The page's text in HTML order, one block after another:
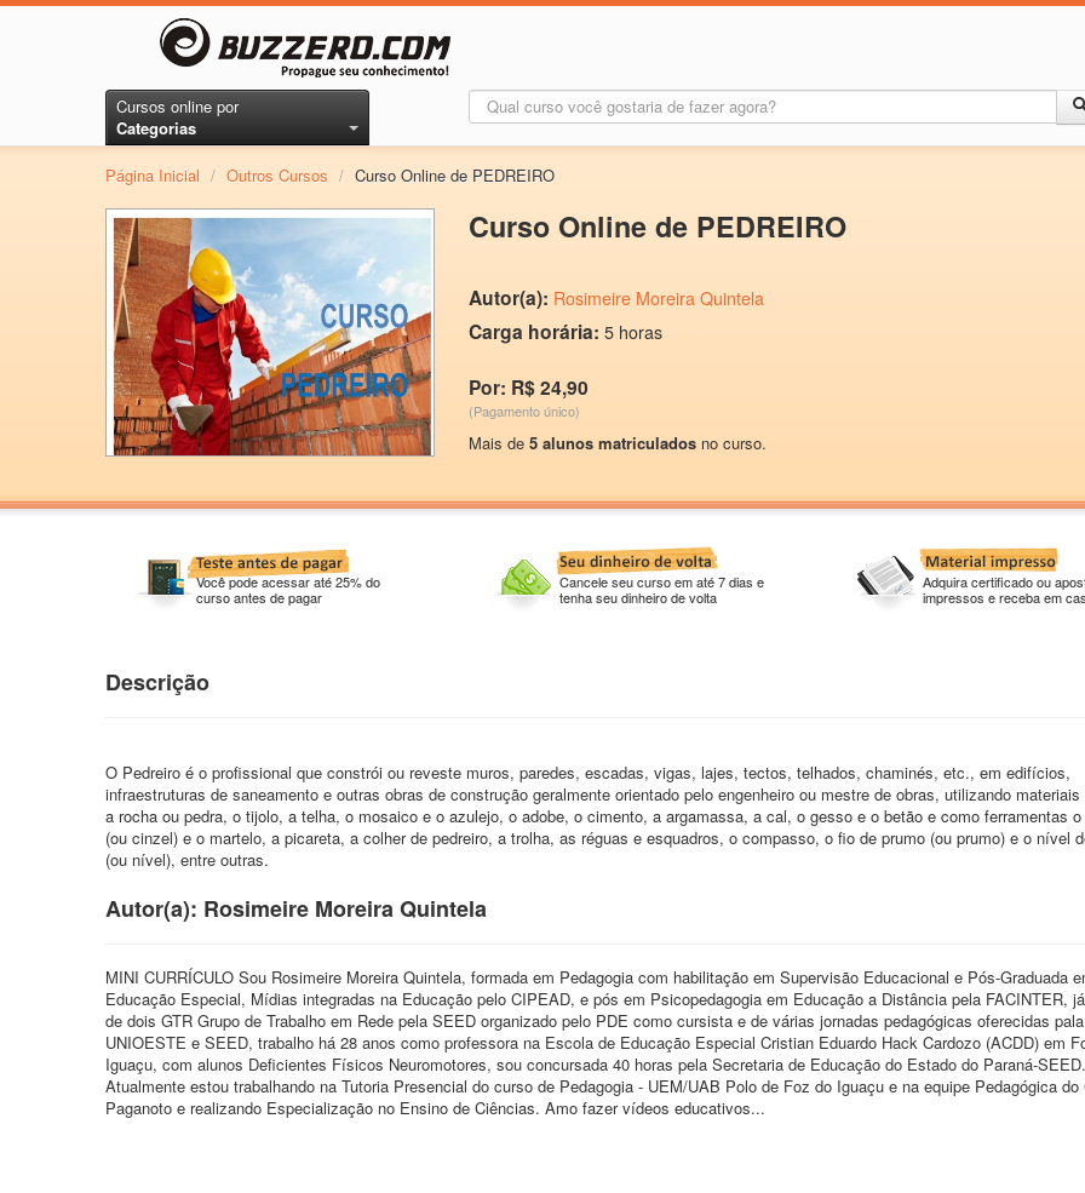
Cursos online por
Categorias
Página Inicial / Outros Cursos / Curso Online de PEDREIRO
Curso Online de PEDREIRO
Autor(a): Rosimeire Moreira Quintela
Carga horária: 5 horas
Por: R$ 24,90
(Pagamento único)
Mais de 5 alunos matriculados no curso.
Você pode acessar até 25% do
curso antes de pagar
Cancele seu curso em até 7 dias e
tenha seu dinheiro de volta
Adquira certificado ou
impressos e receba em
Descrição
O Pedreiro é o profissional que constrói ou reveste muros, paredes, escadas, vigas, lajes, tectos, telhados, chaminés, etc., em edifícios,
infraestruturas de saneamento e outras obras de construção geralmente orientado pelo engenheiro ou mestre de obras, utilizando
a rocha ou pedra, o tijolo, a telha, o mosaico e o azulejo, o adobe, o cimento, a argamassa, a cal, o gesso e o betão e como ferramentas
(ou cinzel) e o martelo, a picareta, a colher de pedreiro, a trolha, as réguas e esquadros, o compasso, o fio de prumo (ou prumo) e o nível
(ou nível), entre outras.
Autor(a): Rosimeire Moreira Quintela
MINI CURRÍCULO Sou Rosimeire Moreira Quintela, formada em Pedagogia com habilitação em Supervisão Educacional e Pós-Graduada
Educação Especial, Mídias integradas na Educação pelo CIPEAD, e pós em Psicopedagogia em Educação a Distância pela FACINTER,
de dois GTR Grupo de Trabalho em Rede pela SEED organizado pelo PDE como cursista e de várias jornadas pedagógicas oferecidas pala
UNIOESTE e SEED, trabalho há 28 anos como professora na Escola de Educação Especial Cristian Eduardo Hack Cardozo (ACDD) em
Iguaçu, com alunos Deficientes Físicos Neuromotores, sou concursada 40 horas pela Secretaria de Educação do Estado do Paraná-SEED.
Atualmente estou trabalhando na Tutoria Presencial do curso de Pedagogia - UEM/UAB Polo de Foz do Iguaçu e na equipe Pedagógica do
Paganoto e realizando Especialização no Ensino de Ciências. Amo fazer vídeos educativos...